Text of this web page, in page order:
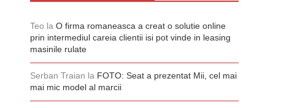
Teo la O firma romaneasca a creat o solutie online
prin intermediul careia clientii isi pot vinde in leasing
masinile rulate
Serban Traian la FOTO: Seat a prezentat Mii, cel mai
mai mic model al marcii